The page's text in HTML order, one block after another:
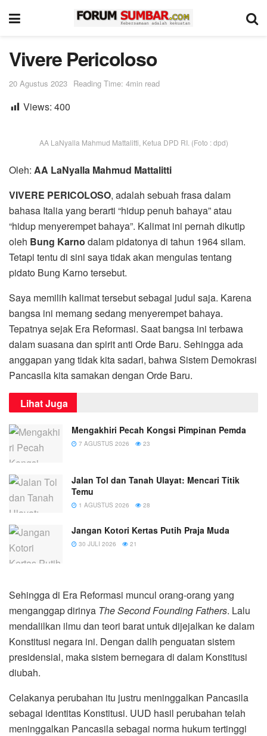
Vivere Pericoloso
20 Agustus 2023 Reading Time: 4min read
Views: 400
AA LaNyalla Mahmud Mattalitti, Ketua DPD RI. (Foto : dpd)
Oleh: AA LaNyalla Mahmud Mattalitti
VIVERE PERICOLOSO, adalah sebuah frasa dalam
bahasa Italia yang berarti “hidup penuh bahaya” atau
“hidup menyerempet bahaya”. Kalimat ini pernah dikutip
oleh Bung Karno dalam pidatonya di tahun 1964 silam.
Tetapi tentu di sini saya tidak akan mengulas tentang
pidato Bung Karno tersebut.
Saya memilih kalimat tersebut sebagai judul saja. Karena
bangsa ini memang sedang menyerempet bahaya.
Tepatnya sejak Era Reformasi. Saat bangsa ini terbawa
dalam suasana dan spirit anti Orde Baru. Sehingga ada
anggapan yang tidak kita sadari, bahwa Sistem Demokrasi
Pancasila kita samakan dengan Orde Baru.
Lihat Juga
Mengakhiri Pecah Kongsi Pimpinan Pemda
7 AGUSTUS 2026 23
Jalan Tol dan Tanah Ulayat: Mencari Titik
Temu
1 AGUSTUS 2026 28
Jangan Kotori Kertas Putih Praja Muda
30 JULI 2026 21
Sehingga di Era Reformasi muncul orang-orang yang
menganggap dirinya The Second Founding Fathers. Lalu
mendalilkan ilmu dan teori barat untuk dijejalkan ke dalam
Konstitusi negara ini. Dengan dalih penguatan sistem
presidensial, maka sistem bernegara di dalam Konstitusi
diubah.
Celakanya perubahan itu justru meninggalkan Pancasila
sebagai identitas Konstitusi. UUD hasil perubahan telah
meninggalkan Pancasila sebagai norma hukum tertinggi